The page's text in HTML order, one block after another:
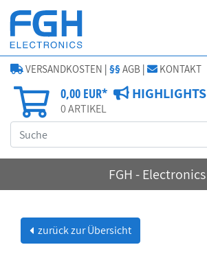
VERSANDKOSTEN | §§AGB | KONTAKT
0,00 EUR*
0ARTIKEL
HIGHLIGHTS
FGH - Electronics
zurück zur Übersicht